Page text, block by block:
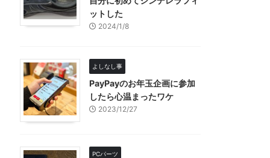
ットした
2024/1/8
よしなし事
PayPayのお年玉企画に参加
したら心温まったワケ
2023/12/27
PCパーツ